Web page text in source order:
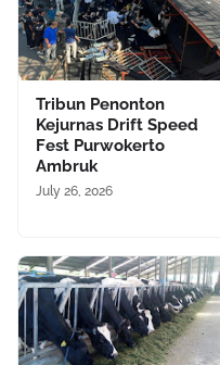
Tribun Penonton
Kejurnas Drift Speed
Fest Purwokerto
Ambruk
July 26, 2026